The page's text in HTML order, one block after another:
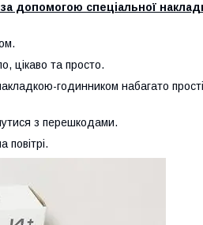
допомогою спеціальної
цікаво та просто.
годинником набагато
з перешкодами.
повітрі.